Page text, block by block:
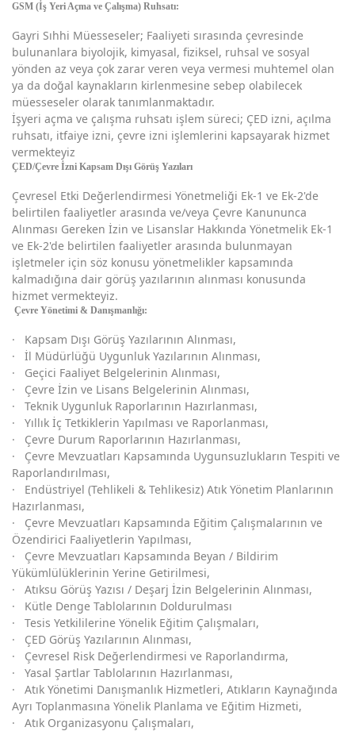
GSM (İş Yeri Açma ve Çalışma) Ruhsatı:
Gayri Sıhhi Müesseseler; Faaliyeti sırasında çevresinde
bulunanlara biyolojik, kimyasal, fiziksel, ruhsal ve sosyal
yönden az veya çok zarar veren veya vermesi muhtemel olan
ya da doğal kaynakların kirlenmesine sebep olabilecek
müesseseler olarak tanımlanmaktadır.
İşyeri açma ve çalışma ruhsatı işlem süreci; ÇED izni, açılma
ruhsatı, itfaiye izni, çevre izni işlemlerini kapsayarak hizmet
vermekteyiz
ÇED/Çevre İzni Kapsam Dışı Görüş Yazıları
Çevresel Etki Değerlendirmesi Yönetmeliği Ek-1 ve Ek-2'de
belirtilen faaliyetler arasında ve/veya Çevre Kanununca
Alınması Gereken İzin ve Lisanslar Hakkında Yönetmelik Ek-1
ve Ek-2'de belirtilen faaliyetler arasında bulunmayan
işletmeler için söz konusu yönetmelikler kapsamında
kalmadığına dair görüş yazılarının alınması konusunda
hizmet vermekteyiz.
Çevre Yönetimi & Danışmanlığı:
· Kapsam Dışı Görüş Yazılarının Alınması,
· İl Müdürlüğü Uygunluk Yazılarının Alınması,
· Geçici Faaliyet Belgelerinin Alınması,
· Çevre İzin ve Lisans Belgelerinin Alınması,
· Teknik Uygunluk Raporlarının Hazırlanması,
· Yıllık İç Tetkiklerin Yapılması ve Raporlanması,
· Çevre Durum Raporlarının Hazırlanması,
· Çevre Mevzuatları Kapsamında Uygunsuzlukların Tespiti ve
Raporlandırılması,
· Endüstriyel (Tehlikeli & Tehlikesiz) Atık Yönetim Planlarının
Hazırlanması,
· Çevre Mevzuatları Kapsamında Eğitim Çalışmalarının ve
Özendirici Faaliyetlerin Yapılması,
· Çevre Mevzuatları Kapsamında Beyan / Bildirim
Yükümlülüklerinin Yerine Getirilmesi,
· Atıksu Görüş Yazısı / Deşarj İzin Belgelerinin Alınması,
· Kütle Denge Tablolarının Doldurulması
· Tesis Yetkililerine Yönelik Eğitim Çalışmaları,
· ÇED Görüş Yazılarının Alınması,
· Çevresel Risk Değerlendirmesi ve Raporlandırma,
· Yasal Şartlar Tablolarının Hazırlanması,
· Atık Yönetimi Danışmanlık Hizmetleri, Atıkların Kaynağında
Ayrı Toplanmasına Yönelik Planlama ve Eğitim Hizmeti,
· Atık Organizasyonu Çalışmaları,